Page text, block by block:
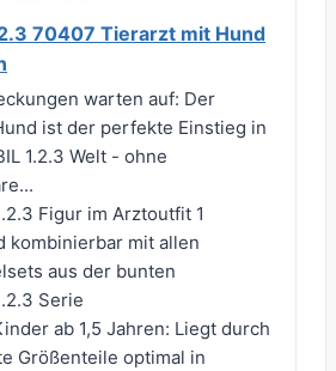
70407 Tierarzt mit Hund
warten auf: Der
ist der perfekte Einstieg in
1.2.3 Welt - ohne
Figur im Arztoutfit 1
kombinierbar mit allen
aus der bunten
Serie
ab 1,5 Jahren: Liegt durch
Größenteile optimal in